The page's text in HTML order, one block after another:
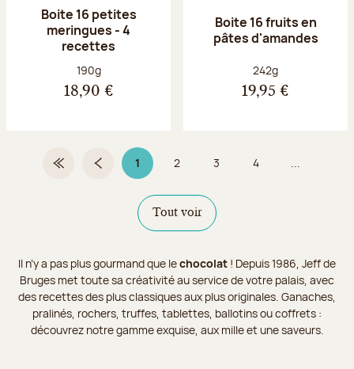
Boite 16 petites
meringues - 4
recettes
Poids net :
190g
18,90 €
Boite 16 fruits en
pâtes d'amandes
Poids net :
242g
19,95 €
Première pagePage précédente
1Page 1 sur 9
Page
2 Page
3 Page
4 ...
Tout voir
Il n’y a pas plus gourmand que lechocolat ! Depuis 1986, Jeff de
Bruges met toute sa créativité au service de votre palais, avec
des recettes des plus classiques aux plus originales. Ganaches,
pralinés, rochers, truffes, tablettes, ballotins ou coffrets :
découvrez notre gamme exquise, aux mille et une saveurs.